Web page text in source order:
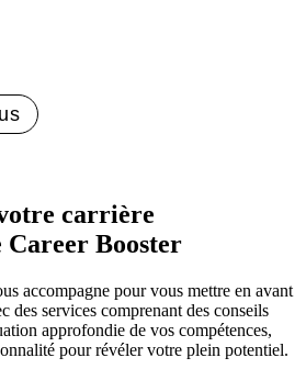
carrière
Booster
accompagne pour vous mettre en avant
des services comprenant des conseils
approfondie de vos compétences,
pour révéler votre plein potentiel.